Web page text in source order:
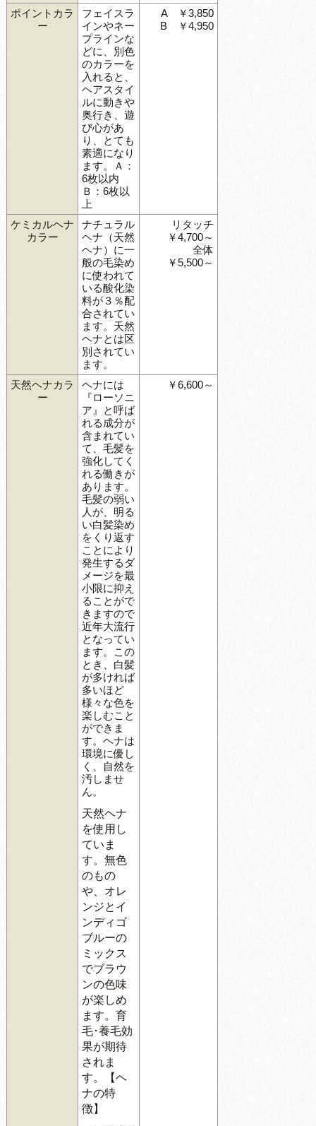
ポイントカラ
ー
フェイスラ
インやネー
プラインな
どに、別色
のカラーを
入れると、
ヘアスタイ
ルに動きや
奥行き、遊
び心があ
り、とても
素適になり
ます。Ａ：
6枚以内
Ｂ：6枚以
上
A ￥3,850
B ￥4,950
ケミカルヘナ
カラー
ナチュラル
ヘナ（天然
ヘナ）に一
般の毛染め
に使われて
いる酸化染
料が３％配
合されてい
ます。天然
ヘナとは区
別されてい
ます。
リタッチ
￥4,700～
全体
￥5,500～
天然ヘナカラ
ー
ヘナには
『ローソニ
ア』と呼ば
れる成分が
含まれてい
て、毛髪を
強化してく
れる働きが
あります。
毛髪の弱い
人が、明る
い白髪染め
をくり返す
ことにより
発生するダ
メージを最
小限に抑え
ることがで
きますので
近年大流行
となってい
ます。この
とき、白髪
が多ければ
多いほど
様々な色を
楽しむこと
ができま
す。ヘナは
環境に優し
く、自然を
汚しませ
ん。
天然ヘナ
を使用し
ていま
す。無色
のもの
や、オレ
ンジとイ
ンディゴ
ブルーの
ミックス
でブラウ
ンの色味
が楽しめ
ます。育
毛･養毛効
果が期待
されま
す。【ヘ
ナの特
徴】
￥6,600～